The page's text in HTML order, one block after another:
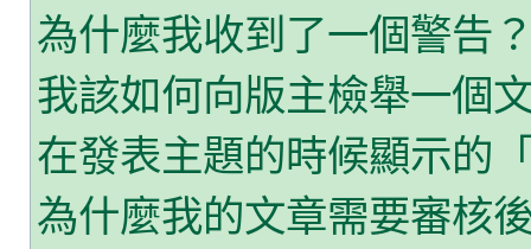
為什麼我收到了一個警告
我該如何向版主檢舉一個
在發表主題的時候顯示的
為什麼我的文章需要審核